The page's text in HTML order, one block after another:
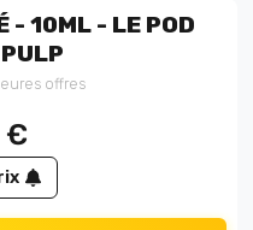
- 10ML - LE POD
offres
€